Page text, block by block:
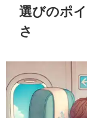
選びのポ
さ